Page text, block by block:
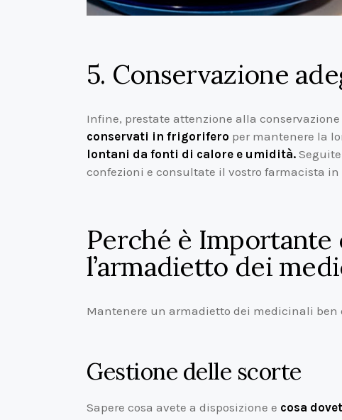
5. Conservazione
Infine, prestate attenzione alla
conservati in frigorifero per mantenere la
lontani da fonti di calore e umidità.
confezioni e consultate il vostro farmacista in
Perché è Importante
l’armadietto dei
Mantenere un armadietto dei medicinali
Gestione delle scorte
Sapere cosa avete a disposizione e cosa